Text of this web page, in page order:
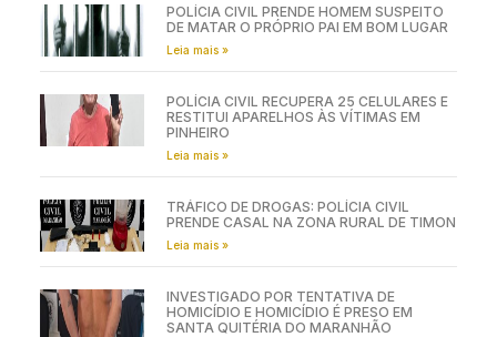
POLÍCIA CIVIL PRENDE HOMEM SUSPEITO
DE MATAR O PRÓPRIO PAI EM BOM LUGAR
Leia mais »
POLÍCIA CIVIL RECUPERA 25 CELULARES E
RESTITUI APARELHOS ÀS VÍTIMAS EM
PINHEIRO
Leia mais »
TRÁFICO DE DROGAS: POLÍCIA CIVIL
PRENDE CASAL NA ZONA RURAL DE TIMON
Leia mais »
INVESTIGADO POR TENTATIVA DE
HOMICÍDIO E HOMICÍDIO É PRESO EM
SANTA QUITÉRIA DO MARANHÃO